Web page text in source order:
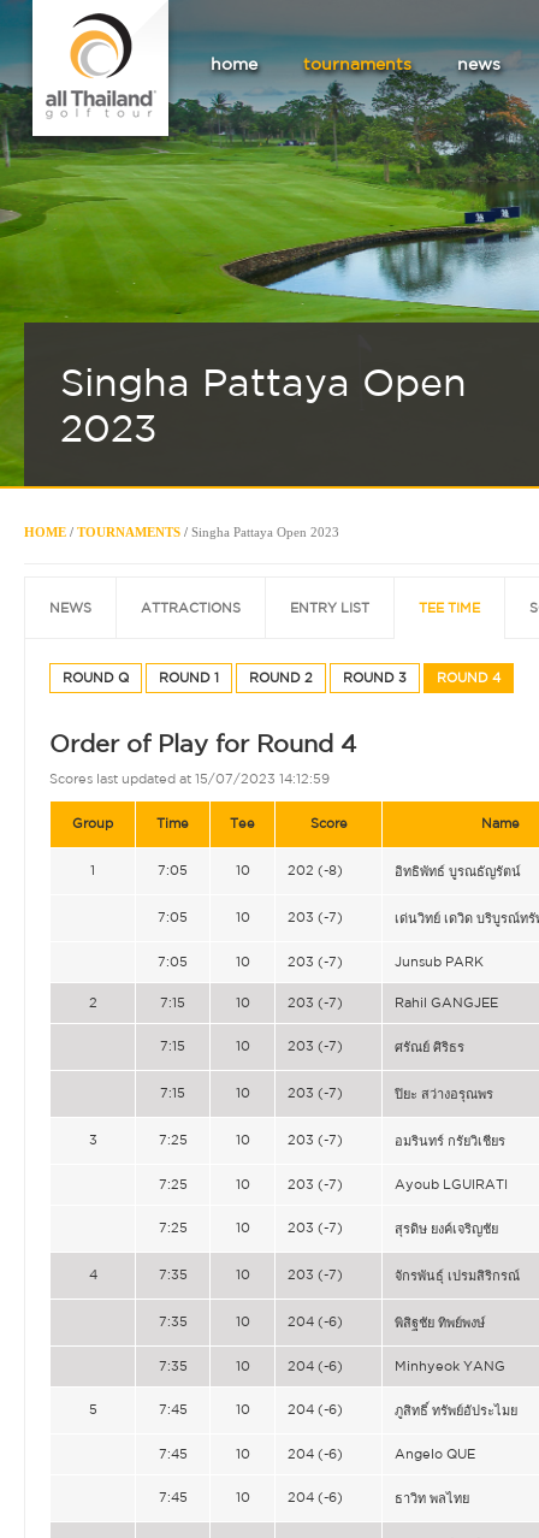
home tournaments news
Singha Pattaya Open
2023
HOME / TOURNAMENTS / Singha Pattaya Open 2023
NEWS ATTRACTIONS ENTRY LIST TEE TIME
ROUND Q ROUND 1 ROUND 2 ROUND 3 ROUND 4
Order of Play for Round 4
Scores last updated at 15/07/2023 14:12:59
Group Time Tee Score Name
1 7:05 10 202 (-8) อิทธิพัทธ์ บูรณธัญรัตน์
7:05 10 203 (-7) เด่นวิทย์ เดวิด บริบูรณ์ทรั
7:05 10 203 (-7) Junsub PARK
2 7:15 10 203 (-7) Rahil GANGJEE
7:15 10 203 (-7) ศรัณย์ ศิริธร
7:15 10 203 (-7) ปิยะ สว่างอรุณพร
3 7:25 10 203 (-7) อมรินทร์ กรัยวิเชียร
7:25 10 203 (-7) Ayoub LGUIRATI
7:25 10 203 (-7) สุรดิษ ยงค์เจริญชัย
4 7:35 10 203 (-7) จักรพันธุ์ เปรมสิริกรณ์
7:35 10 204 (-6) พิสิฐชัย ทิพย์พงษ์
7:35 10 204 (-6) Minhyeok YANG
5 7:45 10 204 (-6) ภูสิทธิ์ ทรัพย์อัประไมย
7:45 10 204 (-6) Angelo QUE
7:45 10 204 (-6) ธาวิท พลไทย